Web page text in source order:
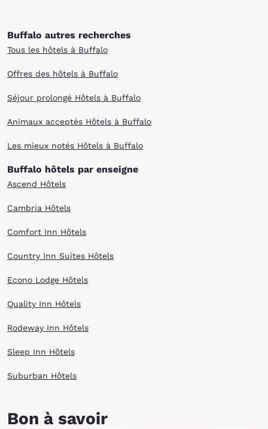
Buffalo autres recherches
Tous les hôtels à Buffalo
Offres des hôtels à Buffalo
Séjour prolongé Hôtels à Buffalo
Animaux acceptés Hôtels à Buffalo
Les mieux notés Hôtels à Buffalo
Buffalo hôtels par enseigne
Ascend Hôtels
Cambria Hôtels
Comfort Inn Hôtels
Country Inn Suites Hôtels
Econo Lodge Hôtels
Quality Inn Hôtels
Rodeway Inn Hôtels
Sleep Inn Hôtels
Suburban Hôtels
Bon à savoir